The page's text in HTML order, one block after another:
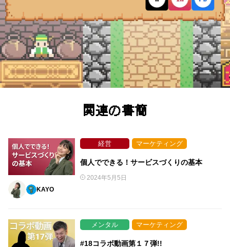
関連の書簡
KAYO
経営 マーケティング
個人でできる！サービスづくりの基本
2024年5月5日
メンタル マーケティング
#18コラボ動画第１７弾!!